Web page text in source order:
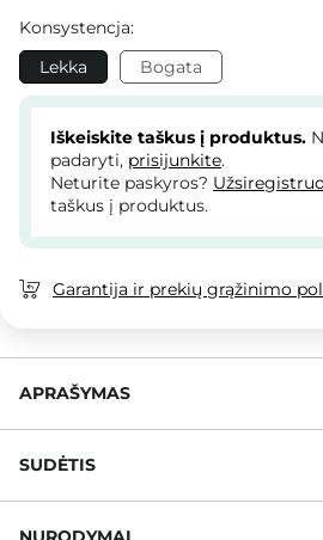
Konsystencja:
Lekka
Bogata
Iškeiskite taškus į produktus.
padaryti, prisijunkite.
Neturite paskyros?
taškus į produktus.
Garantija ir prekių grąžinimo
APRAŠYMAS
SUDĖTIS